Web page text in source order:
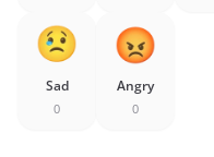
Sad
0
Angry
0